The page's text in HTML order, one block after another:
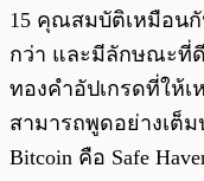
15 คุณสมบัติเหมือนกั
กว่า และมีลักษณะที่
ทองคำอัปเกรดที่ให้
สามารถพูดอย่างเต็ม
Bitcoin คือ Safe